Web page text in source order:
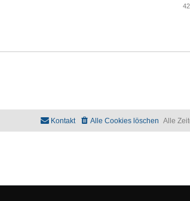
Alle
Alle Cookies löschen
Kontakt